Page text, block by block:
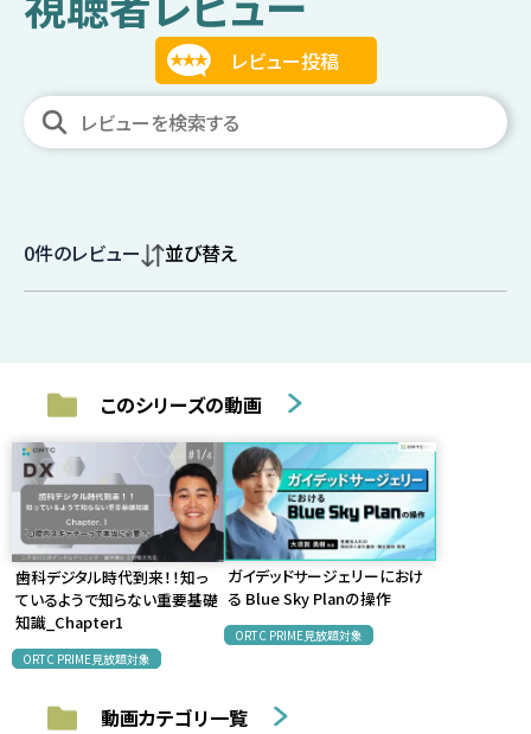
0件のレビュー 並び替え
このシリーズの動画
歯科デジタル時代到来！！知っ
ているようで知らない重要基礎
知識_Chapter1
ORTC PRIME見放題対象
ガイデッドサージェリーにおけ
る Blue Sky Planの操作
ORTC PRIME見放題対象
動画カテゴリ一覧